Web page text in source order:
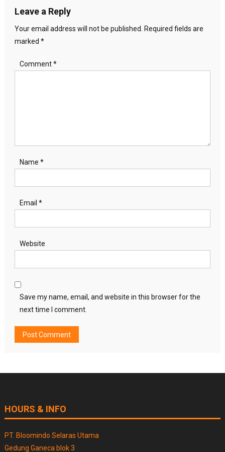
Leave a Reply
Your email address will not be published. Required fields are
marked *
Comment*
Name *
Email *
Website
Save my name, email, and website in this browser for the
next time I comment.
HOURS & INFO
PT. Bloomindo Selaras Utama
Gedung Ganeca blok 3